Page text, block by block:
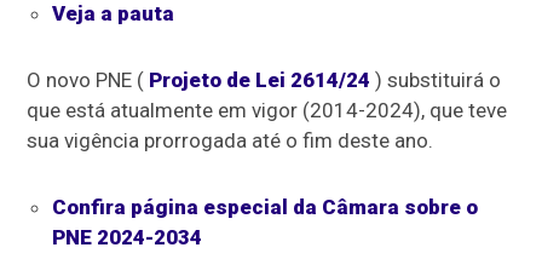
Veja a pauta
O novo PNE ( Projeto de Lei 2614/24 ) substituirá o
que está atualmente em vigor (2014-2024), que teve
sua vigência prorrogada até o fim deste ano.
Confira página especial da Câmara sobre o
PNE 2024-2034